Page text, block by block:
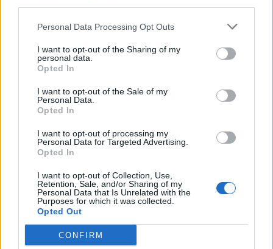
Personal Data Processing Opt Outs
I want to opt-out of the Sharing of my
personal data.
Opted In
I want to opt-out of the Sale of my
Personal Data.
Opted In
I want to opt-out of processing my
Personal Data for Targeted Advertising.
Opted In
I want to opt-out of Collection, Use,
Retention, Sale, and/or Sharing of my
Personal Data that Is Unrelated with the
Purposes for which it was collected.
Opted Out
CONFIRM
domenica Elek
31 Maggio alle ore 05:42
· Rispondi
Elektroman
31 Maggio alle ore 09:24
·Ti stimo
GinoPaolini:io mi tengo il mio che è già ben
collaudato!
31 Maggio alle ore 13:12
·Ti stimo·Rispondi